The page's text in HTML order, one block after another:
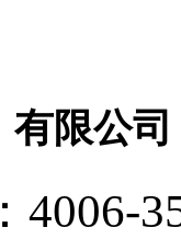
限公司
4006-